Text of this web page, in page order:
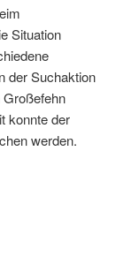
Situation
der Suchaktion
konnte der
werden.